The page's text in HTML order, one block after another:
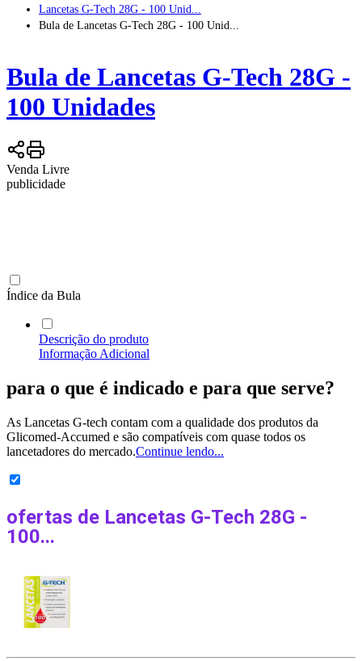
Lancetas G-Tech 28G - 100 Unid...
Bula de Lancetas G-Tech 28G - 100 Unid...
Bula de Lancetas G-Tech 28G -
100 Unidades
Venda Livre
publicidade
Índice da Bula
Descrição do produto
Informação Adicional
para o que é indicado e para que serve?
As Lancetas G-tech contam com a qualidade dos produtos da
Glicomed-Accumed e são compatíveis com quase todos os
lancetadores do mercado.Continue lendo...
ofertas de Lancetas G-Tech 28G -
100...